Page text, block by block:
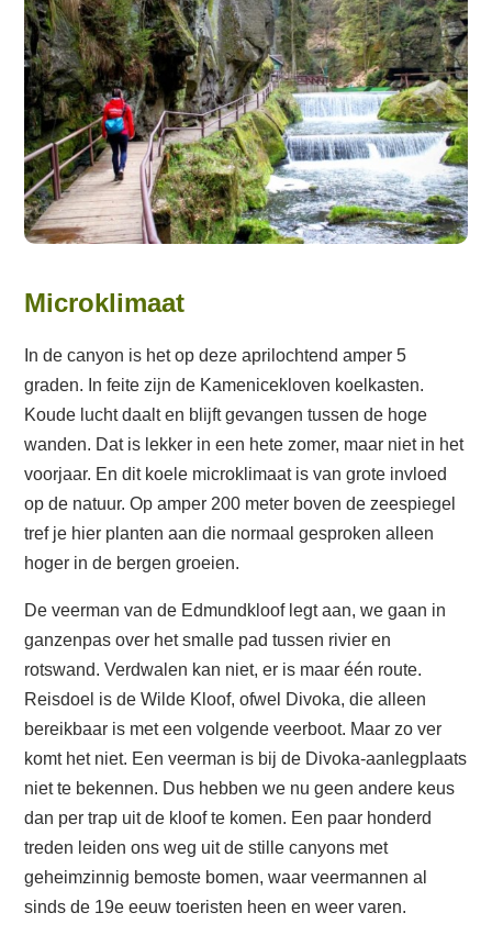
Microklimaat
In de canyon is het op deze aprilochtend amper 5
graden. In feite zijn de Kamenicekloven koelkasten.
Koude lucht daalt en blijft gevangen tussen de hoge
wanden. Dat is lekker in een hete zomer, maar niet in het
voorjaar. En dit koele microklimaat is van grote invloed
op de natuur. Op amper 200 meter boven de zeespiegel
tref je hier planten aan die normaal gesproken alleen
hoger in de bergen groeien.
De veerman van de Edmundkloof legt aan, we gaan in
ganzenpas over het smalle pad tussen rivier en
rotswand. Verdwalen kan niet, er is maar één route.
Reisdoel is de Wilde Kloof, ofwel Divoka, die alleen
bereikbaar is met een volgende veerboot. Maar zo ver
komt het niet. Een veerman is bij de Divoka-aanlegplaats
niet te bekennen. Dus hebben we nu geen andere keus
dan per trap uit de kloof te komen. Een paar honderd
treden leiden ons weg uit de stille canyons met
geheimzinnig bemoste bomen, waar veermannen al
sinds de 19e eeuw toeristen heen en weer varen.